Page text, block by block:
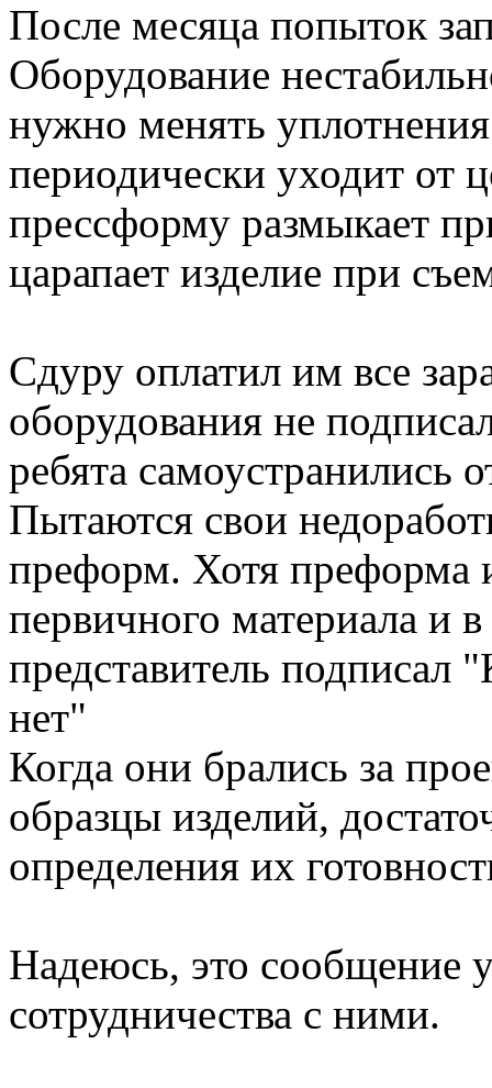
После месяца попыток
Оборудование
нужно менять
периодически уходит от
прессформу размыкает
царапает изделие при
Сдуру оплатил им все
оборудования не
ребята самоустранились
Пытаются свои
преформ. Хотя преформа
первичного материала и
представитель подписал
нет"
Когда они брались за
образцы изделий,
определения их
Надеюсь, это сообщение
сотрудничества с ними.